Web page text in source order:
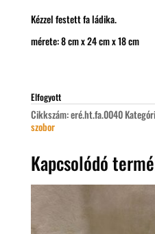
Kézzel festett fa ládika.
mérete: 8 cm x 24 cm x 18 cm
Elfogyott
Cikkszám:eré.ht.fa.0040
szobor
Kapcsolódó